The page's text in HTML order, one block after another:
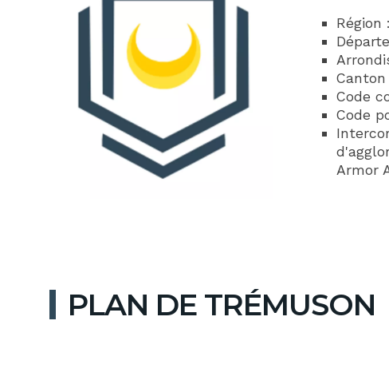
Région
Code
Code
Armor
PLAN DE TRÉMUSON